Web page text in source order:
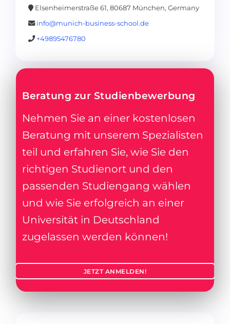
Elsenheimerstraße 61, 80687 München, Germany
info@munich-business-school.de
+49895476780
Beratung zur Studienbewerbung
Nehmen Sie an einer kostenlosen
Beratung mit unserem Spezialisten
teil und erfahren Sie, wie Sie den
richtigen Studienort und den
passenden Studiengang wählen
und wie Sie erfolgreich an einer
Universität in Deutschland
zugelassen werden können!
JETZT ANMELDEN!